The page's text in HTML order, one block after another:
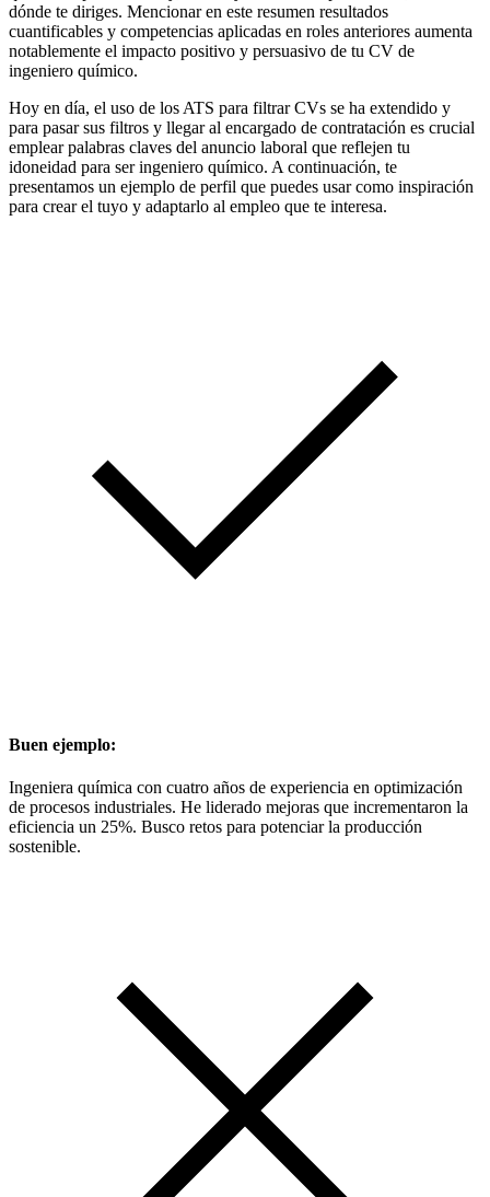
dónde te diriges. Mencionar en este resumen resultados
cuantificables y competencias aplicadas en roles anteriores aumenta
notablemente el impacto positivo y persuasivo de tu CV de
ingeniero químico.
Hoy en día, el uso de los ATS para filtrar CVs se ha extendido y
para pasar sus filtros y llegar al encargado de contratación es crucial
emplear palabras claves del anuncio laboral que reflejen tu
idoneidad para ser ingeniero químico. A continuación, te
presentamos un ejemplo de perfil que puedes usar como inspiración
para crear el tuyo y adaptarlo al empleo que te interesa.
Buen ejemplo:
Ingeniera química con cuatro años de experiencia en optimización
de procesos industriales. He liderado mejoras que incrementaron la
eficiencia un 25%. Busco retos para potenciar la producción
sostenible.